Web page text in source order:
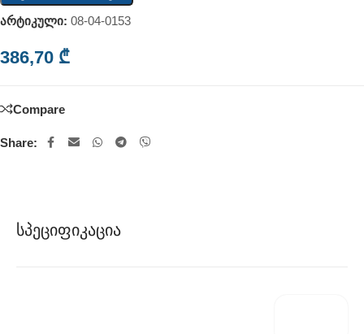
არტიკული: 08-04-0153
386,70 ₾
Compare
Share:
Სპეციფიკაცია